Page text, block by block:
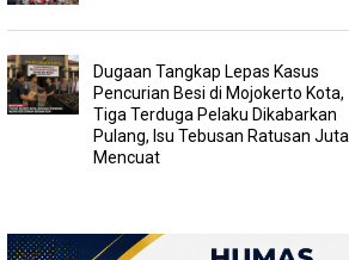
Dugaan Tangkap Lepas Kasus
Pencurian Besi di Mojokerto Kota,
Tiga Terduga Pelaku Dikabarkan
Pulang, Isu Tebusan Ratusan Juta
Mencuat